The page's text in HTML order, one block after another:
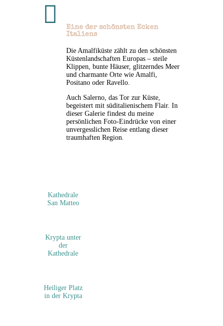

Eine der schönsten Ecken
Italiens
Die Amalfiküste zählt zu den schönsten
Küstenlandschaften Europas – steile
Klippen, bunte Häuser, glitzerndes Meer
und charmante Orte wie Amalfi,
Positano oder Ravello.
Auch Salerno, das Tor zur Küste,
begeistert mit süditalienischem Flair. In
dieser Galerie findest du meine
persönlichen Foto-Eindrücke von einer
unvergesslichen Reise entlang dieser
traumhaften Region.
Kathedrale
San Matteo
Krypta unter
der
Kathedrale
Heiliger Platz
in der Krypta